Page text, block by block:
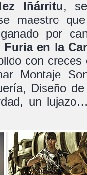
Iñárritu,
maestro
por
Furia en la
con creces
Montaje
Diseño
un